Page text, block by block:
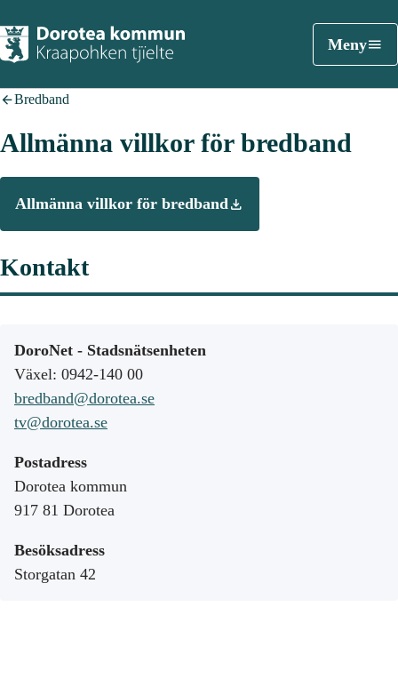
Meny
Bredband
Allmänna villkor för bredband
Allmänna villkor för bredband
Kontakt
DoroNet - Stadsnätsenheten
Växel: 0942-140 00
bredband@dorotea.se
tv@dorotea.se
Postadress
Dorotea kommun
917 81 Dorotea
Besöksadress
Storgatan 42